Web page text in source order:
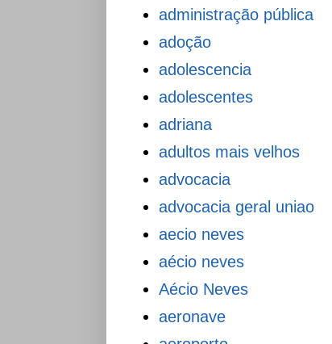
administração pública
adoção
adolescencia
adolescentes
adriana
adultos mais velhos
advocacia
advocacia geral uniao
aecio neves
aécio neves
Aécio Neves
aeronave